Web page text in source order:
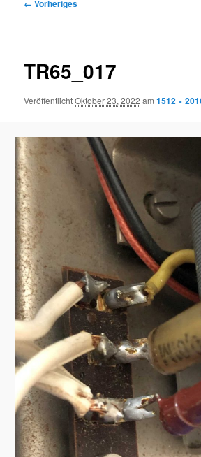
← Vorheriges
TR65_017
VeröffentlichtOktober 23, 2022 am1512 ×